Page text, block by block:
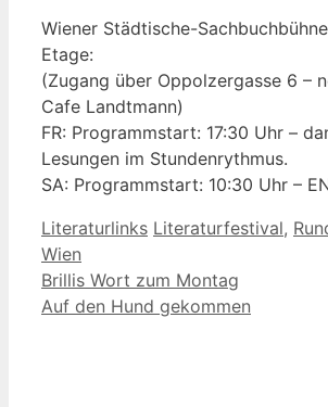
Wiener Städtische-
Etage:
(Zugang über Oppolzergasse 6 –
Cafe Landtmann)
FR: Programmstart: 17:30 Uhr –
Lesungen im Stundenrythmus.
SA: Programmstart: 10:30 Uhr –
Kategorien
Literaturlinks Schlagwörter
Literaturfestival,
Wien
Brillis Wort zum Montag
Auf den Hund gekommen